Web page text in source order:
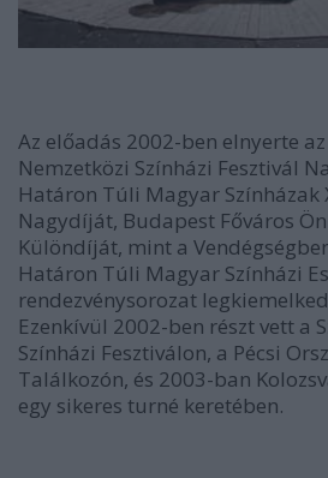
Az előadás 2002-ben elnyerte az
Nemzetközi Színházi Fesztivál
Határon Túli Magyar Színházak
Nagydíját, Budapest Főváros
Különdíját, mint a
Határon Túli Magyar Színházi
rendezvénysorozat
Ezenkívül 2002-ben részt vett a
Színházi Fesztiválon, a Pécsi
Találkozón, és 2003-ban
egy sikeres turné keretében.